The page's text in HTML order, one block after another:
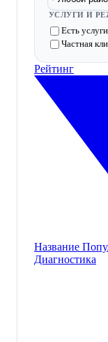
УСЛУГИ И
Есть услуги
Частная
Рейтинг
Название
Диагностика